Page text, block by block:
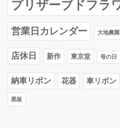
プリザーブドフラ
営業日カレンダー 大地農園
店休日 新作 東京堂 母の日
納車リボン 花器 車リボン
黒板